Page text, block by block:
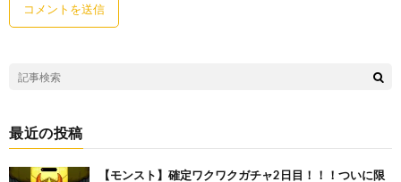
最近の投稿
【モンスト】確定ワクワクガチャ2日目！！！ついに限